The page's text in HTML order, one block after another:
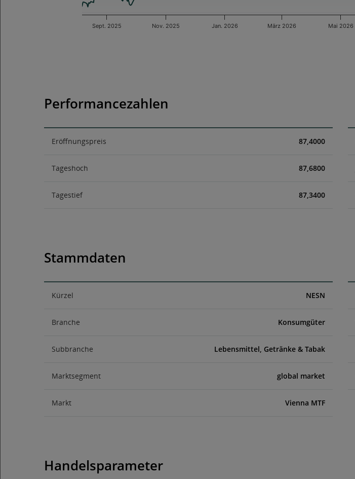
Sept. 2025 Nov. 2025 Jan. 2026 März 2026 Mai 2026
Performancezahlen
Eröffnungspreis 87,4000
Tageshoch 87,6800
Tagestief 87,3400
Stammdaten
Kürzel NESN
Branche Konsumgüter
Subbranche Lebensmittel, Getränke & Tabak
Marktsegment global market
Markt Vienna MTF
Handelsparameter